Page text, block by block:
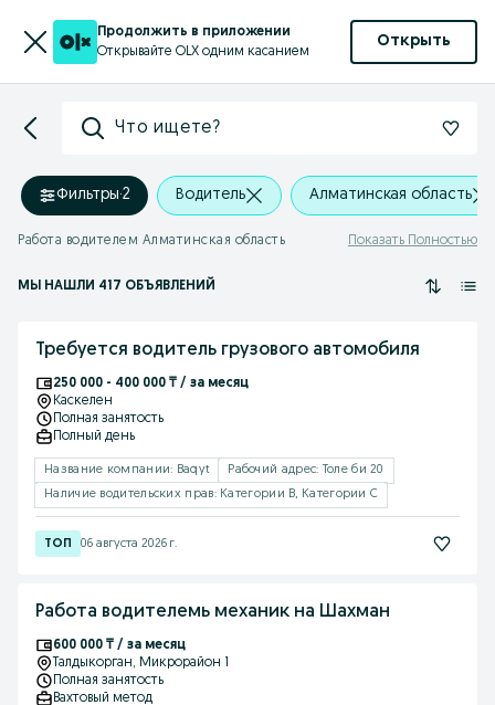
Продолжить в приложении
Открывайте OLX одним касанием
Открыть
Что ищете?
Фильтры·2 Водитель Алматинская область
Работа водителем Алматинская область Показать Полностью
МЫ НАШЛИ 417 ОБЪЯВЛЕНИЙ
Требуется водитель грузового автомобиля
250 000 - 400 000 ₸ / за месяц
Каскелен
Полная занятость
Полный день
Название компании: Baqyt
Рабочий адрес: Толе би 20
Наличие водительских прав: Категории B, Категории C
06 августа 2026 г.
Работа водителемь механик на Шахман
600 000 ₸ / за месяц
Талдыкорган, Микрорайон 1
Полная занятость
Вахтовый метод